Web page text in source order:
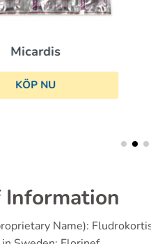
Information
Name):